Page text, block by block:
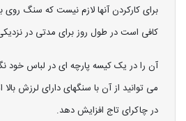
برای کارکردن آنها لازم نیست که سنگ روی
کافی است در طول روز برای مدتی در
آن را در یک کیسه پارچه ای در لباس خود
می توانید از آن با سنگهای دارای لرزش بالا
در چاکرای تاج افزایش دهد.